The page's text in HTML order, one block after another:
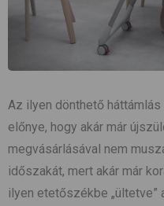
Az ilyen dönthető
előnye, hogy akár már
megvásárlásával nem
időszakát, mert akár már
ilyen etetőszékbe „ültetve”